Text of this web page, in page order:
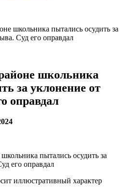
школьника пытались осудить за
Суд его оправдал
школьника
за уклонение от
оправдал
иллюстративный характер